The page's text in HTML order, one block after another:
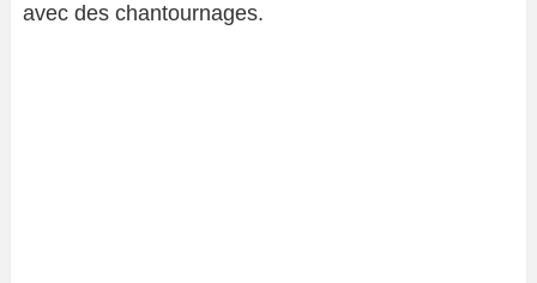
avec des chantournages.